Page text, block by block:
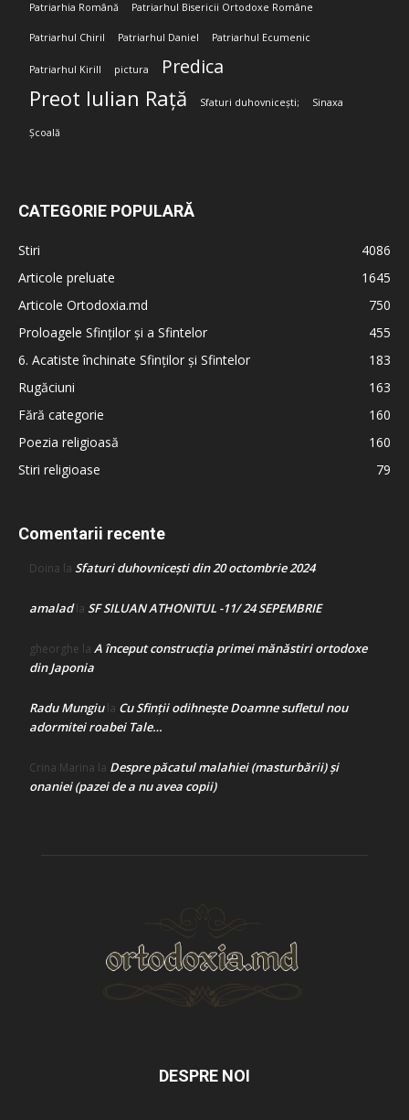
Patriarhia Română Patriarhul Bisericii Ortodoxe Române
Patriarhul Chiril Patriarhul Daniel Patriarhul Ecumenic
Patriarhul Kirill pictura Predica
Preot Iulian Rață Sfaturi duhovnicești; Sinaxa
Școală
CATEGORIE POPULARĂ
Stiri
4086
Articole preluate
1645
Articole Ortodoxia.md
750
Proloagele Sfinților și a Sfintelor
455
6. Acatiste închinate Sfinților și Sfintelor
183
Rugăciuni
163
Fără categorie
160
Poezia religioasă
160
Stiri religioase
79
Comentarii recente
Doina la Sfaturi duhovnicești din 20 octombrie 2024
amaladla SF SILUAN ATHONITUL -11/ 24 SEPEMBRIE
gheorghe la A început construcţia primei mănăstiri ortodoxe
din Japonia
Radu Mungiula Cu Sfinții odihnește Doamne sufletul nou
adormitei roabei Tale…
Crina Marina la Despre păcatul malahiei (masturbării) şi
onaniei (pazei de a nu avea copii)
DESPRE NOI